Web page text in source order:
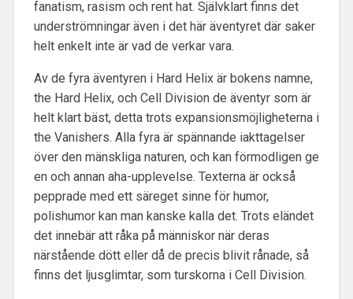
fanatism, rasism och rent hat. Självklart finns det
underströmningar även i det här äventyret där saker
helt enkelt inte är vad de verkar vara.
Av de fyra äventyren i Hard Helix är bokens namne,
the Hard Helix, och Cell Division de äventyr som är
helt klart bäst, detta trots expansionsmöjligheterna i
the Vanishers. Alla fyra är spännande iakttagelser
över den mänskliga naturen, och kan förmodligen ge
en och annan aha-upplevelse. Texterna är också
pepprade med ett säreget sinne för humor,
polishumor kan man kanske kalla det. Trots eländet
det innebär att råka på människor när deras
närstående dött eller då de precis blivit rånade, så
finns det ljusglimtar, som turskorna i Cell Division.